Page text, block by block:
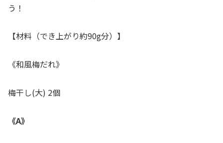
う！
【材料（でき上がり約90g分）】
《和風梅だれ》
梅干し(大) 2個
《A》